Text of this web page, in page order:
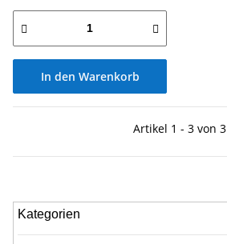
In den Warenkorb
Artikel 1 - 3 von 3
Kategorien